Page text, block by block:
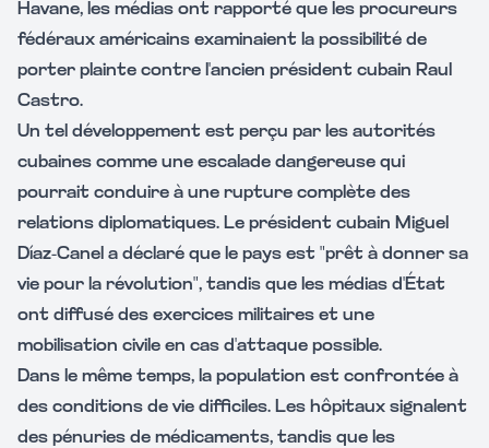
Havane, les médias ont rapporté que les procureurs
fédéraux américains examinaient la possibilité de
porter plainte contre l'ancien président cubain Raul
Castro.
Un tel développement est perçu par les autorités
cubaines comme une escalade dangereuse qui
pourrait conduire à une rupture complète des
relations diplomatiques. Le président cubain Miguel
Díaz-Canel a déclaré que le pays est "prêt à donner sa
vie pour la révolution", tandis que les médias d'État
ont diffusé des exercices militaires et une
mobilisation civile en cas d'attaque possible.
Dans le même temps, la population est confrontée à
des conditions de vie difficiles. Les hôpitaux signalent
des pénuries de médicaments, tandis que les